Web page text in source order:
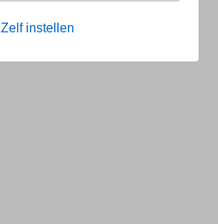
Zelf instellen